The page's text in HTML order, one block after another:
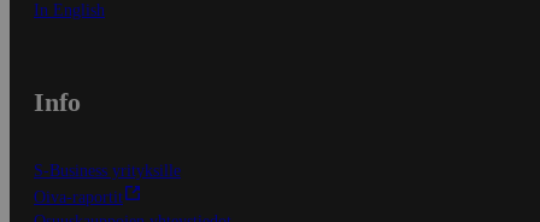
In English
Info
S-Business yrityksille
Oiva-raportit